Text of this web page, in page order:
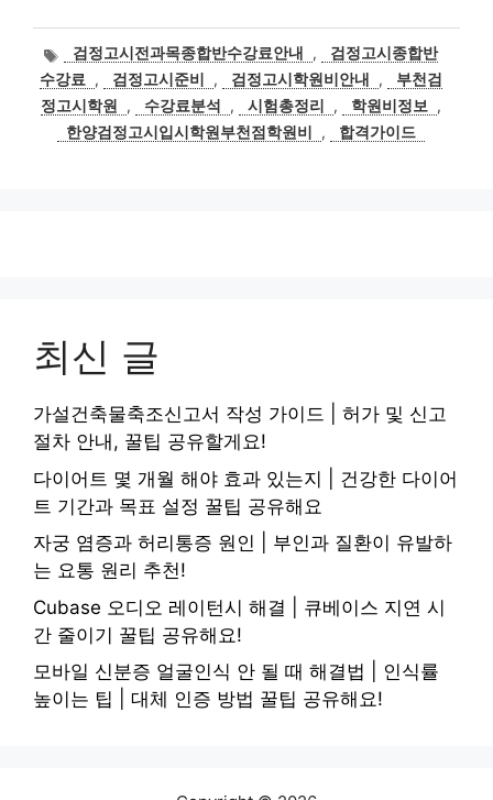
태
그
검정고시전과목종합반수강료안내 ,
검정고시종합반
수강료
, 검정고시준비 , 검정고시학원비안내 ,
부천검
정고시학원
, 수강료분석 , 시험총정리 , 학원비정보
,
한양검정고시입시학원부천점학원비
, 합격가이드
최신 글
가설건축물축조신고서 작성 가이드 | 허가 및 신고
절차 안내, 꿀팁 공유할게요!
다이어트 몇 개월 해야 효과 있는지 | 건강한 다이어
트 기간과 목표 설정 꿀팁 공유해요
자궁 염증과 허리통증 원인 | 부인과 질환이 유발하
는 요통 원리 추천!
Cubase 오디오 레이턴시 해결 | 큐베이스 지연 시
간 줄이기 꿀팁 공유해요!
모바일 신분증 얼굴인식 안 될 때 해결법 | 인식률
높이는 팁 | 대체 인증 방법 꿀팁 공유해요!